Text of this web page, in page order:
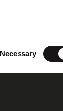
Necessary